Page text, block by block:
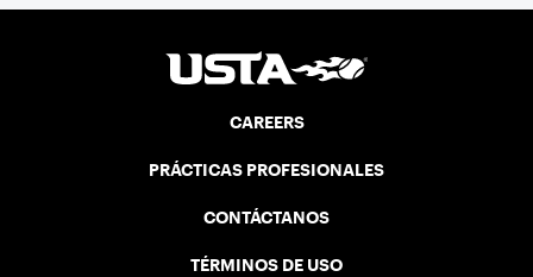
CAREERS
PRÁCTICAS PROFESIONALES
CONTÁCTANOS
TÉRMINOS DE USO